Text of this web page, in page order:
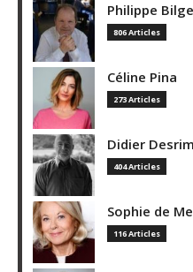
Philippe
806 Articles
Céline Pina
273 Articles
Didier
404 Articles
Sophie de
116 Articles